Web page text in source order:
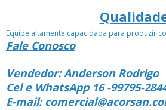
Equipe altamente capacidada para produzir
Fale Conosco
Vendedor: Anderson Rodrigo
Cel e WhatsApp 16 -99795-
E-mail: